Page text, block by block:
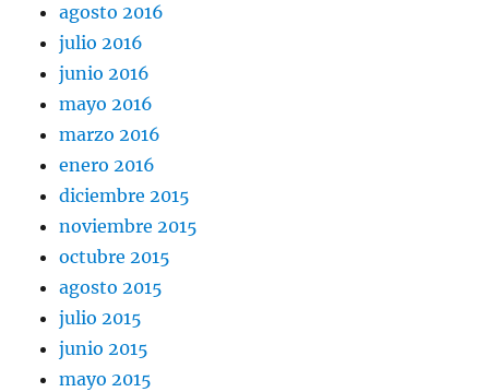
agosto 2016
julio 2016
junio 2016
mayo 2016
marzo 2016
enero 2016
diciembre 2015
noviembre 2015
octubre 2015
agosto 2015
julio 2015
junio 2015
mayo 2015